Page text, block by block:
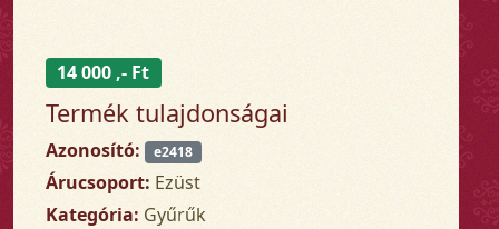
14 000 ,- Ft
Termék tulajdonságai
Azonosító: e2418
Árucsoport: Ezüst
Kategória: Gyűrűk